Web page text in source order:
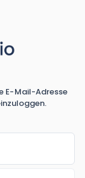
E-Mail-Adresse